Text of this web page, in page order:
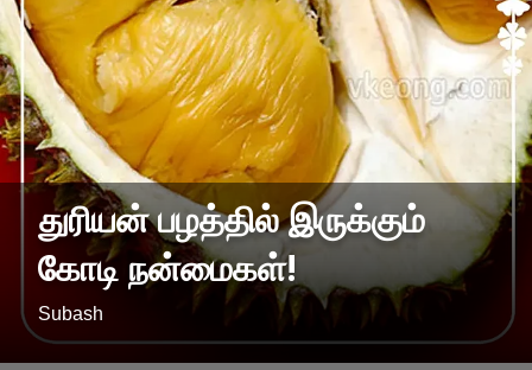
துரியன் பழத்தில் இருக்கும்
கோடி நன்மைகள்!
Subash